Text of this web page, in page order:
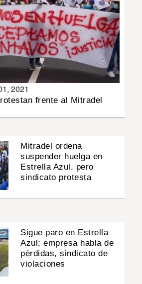
2021
frente al Mitradel
Mitradel ordena
suspender huelga en
Estrella Azul, pero
sindicato protesta
Sigue paro en Estrella
Azul; empresa habla de
pérdidas, sindicato de
violaciones